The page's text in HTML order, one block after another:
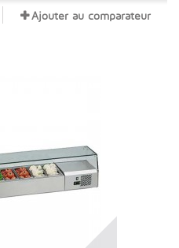
Ajouter au comparateur